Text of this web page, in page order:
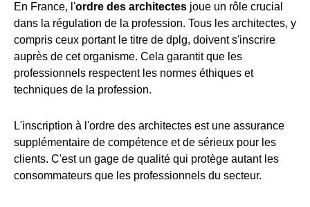
En France, l'ordre des architectes joue un rôle crucial
dans la régulation de la profession. Tous les architectes, y
compris ceux portant le titre de dplg, doivent s'inscrire
auprès de cet organisme. Cela garantit que les
professionnels respectent les normes éthiques et
techniques de la profession.
L'inscription à l'ordre des architectes est une assurance
supplémentaire de compétence et de sérieux pour les
clients. C'est un gage de qualité qui protège autant les
consommateurs que les professionnels du secteur.